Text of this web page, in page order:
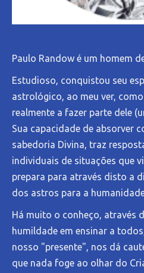
Paulo Randow é um homem
Estudioso, conquistou seu
astrológico, ao meu ver,
realmente a fazer parte dele
Sua capacidade de absorver
sabedoria Divina, traz
individuais de situações que
prepara para através disto a
dos astros para a
Há muito o conheço, através
humildade em ensinar a
nosso "presente", nos dá
que nada foge ao olhar do